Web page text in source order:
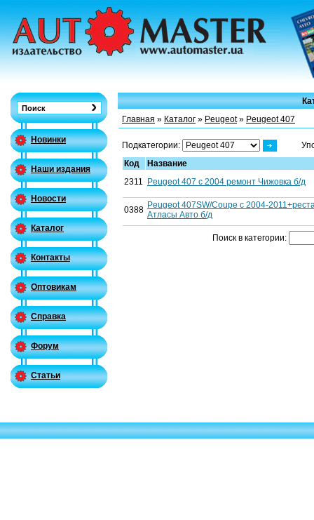
Новинки
Наши издания
Новости
Каталог
Контакты
Оптовикам
Справка
Форум
Статьи
Главная » Каталог » Peugeot» Peugeot 407
Подкатегории:
Код
Название
2311
Peugeot 407 с 2004 ремонт Чижовка б/д
0388 Peugeot 407SW/Coupe c 2004-
Атласы Авто б/д
Поиск в категории: